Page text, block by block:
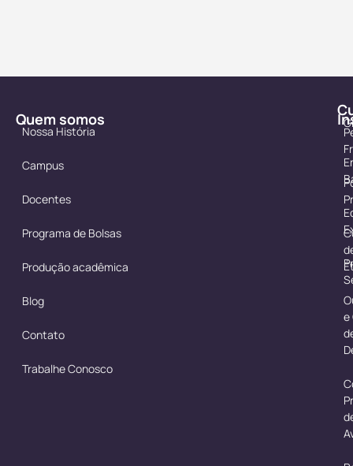
Quem somos
Nossa História
Campus
Docentes
Programa de Bolsas
Produção acadêmica
Blog
Contato
Trabalhe Conosco
e